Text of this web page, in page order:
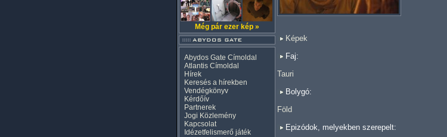
Még pár ezer kép »
Abydos Gate Címoldal
Atlantis Címoldal
Hírek
Keresés a hírekben
Vendégkönyv
Kérdőív
Partnerek
Jogi Közlemény
Kapcsolat
Idézetfelismerő játék
Képek
Faj:
Tauri
Bolygó:
Föld
Epizódok, melyekben szerepelt: